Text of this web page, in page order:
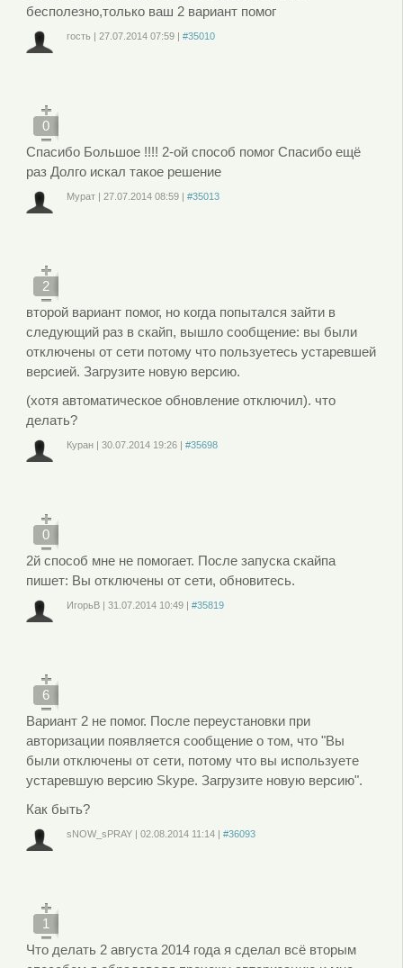
бесполезно,только ваш 2 вариант помог
гость |27.07.2014 07:59 |#35010
0
Спасибо Большое !!!! 2-ой способ помог Спасибо ещё
раз Долго искал такое решение
Мурат |27.07.2014 08:59 |#35013
2
второй вариант помог, но когда попытался зайти в
следующий раз в скайп, вышло сообщение: вы были
отключены от сети потому что пользуетесь устаревшей
версией. Загрузите новую версию.
(хотя автоматическое обновление отключил). что
делать?
Куран |30.07.2014 19:26 |#35698
0
2й способ мне не помогает. После запуска скайпа
пишет: Вы отключены от сети, обновитесь.
ИгорьВ |31.07.2014 10:49 |#35819
6
Вариант 2 не помог. После переустановки при
авторизации появляется сообщение о том, что "Вы
были отключены от сети, потому что вы используете
устаревшую версию Skype. Загрузите новую версию".
Как быть?
sNOW_sPRAY |02.08.2014 11:14 |#36093
1
Что делать 2 августа 2014 года я сделал всё вторым